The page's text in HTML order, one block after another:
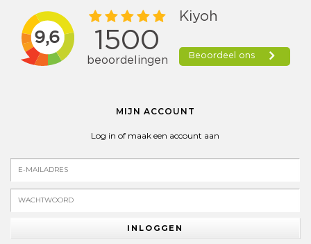
MIJN ACCOUNT
Log in of maak een account aan
INLOGGEN